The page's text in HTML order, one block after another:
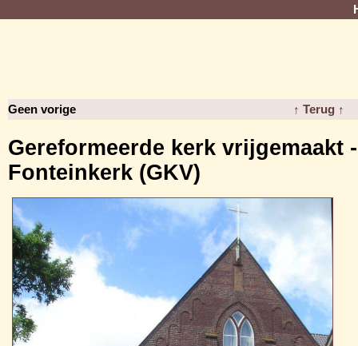
Geen vorige ↑ Terug ↑
Gereformeerde kerk vrijgemaakt -
Fonteinkerk (GKV)